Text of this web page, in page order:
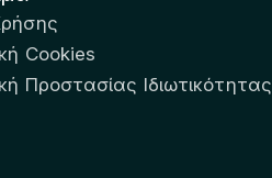
Cookies
Προστασίας Ιδιωτικότητας